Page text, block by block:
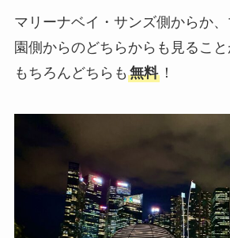
マリーナベイ・サンズ側からか
園側からのどちらからも見ること
もちろんどちらも 無料！